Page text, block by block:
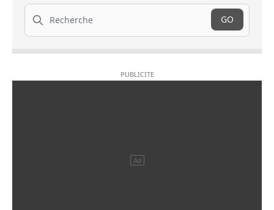
Recherche
GO